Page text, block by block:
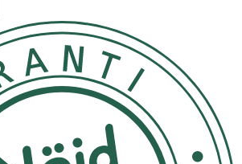
NIVEA MEN Dry Impact Roll On Mini
Applicera inte på irriterad
använd antiperspiranten efter att
huden är helt torr 2. Applicera
3. Tillåt produkten att torka helt